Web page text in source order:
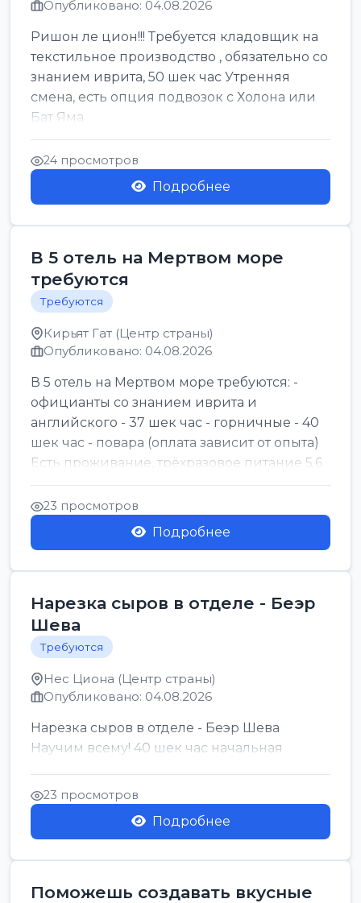
Опубликовано: 04.08.2026
Ришон ле цион!!! Требуется кладовщик на
текстильное производство , обязательно со
знанием иврита, 50 шек час Утренняя
смена, есть опция подвозок с Холона или
Бат Яма
24 просмотров
Подробнее
В 5 отель на Мертвом море
требуются
Требуются
Кирьят Гат (Центр страны)
Опубликовано: 04.08.2026
В 5 отель на Мертвом море требуются: -
официанты со знанием иврита и
английского - 37 шек час - горничные - 40
шек час - повара (оплата зависит от опыта)
Есть проживание, трёхразовое питание 5.6
шек в...
23 просмотров
Подробнее
Нарезка сыров в отделе - Беэр
Шева
Требуются
Нес Циона (Центр страны)
Опубликовано: 04.08.2026
Нарезка сыров в отделе - Беэр Шева
Научим всему! 40 шек час начальная
23 просмотров
Подробнее
Поможешь создавать вкусные